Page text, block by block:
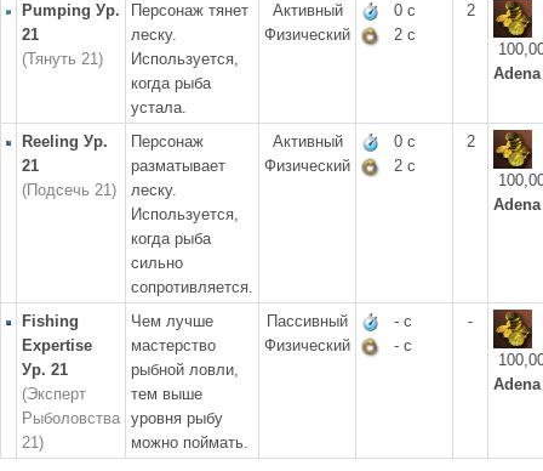
Pumping Ур.
21
(Тянуть 21)
Персонаж тянет
леску.
Используется,
когда рыба
устала.
Активный
Физический
0 с
2 с
2
Adena
Reeling Ур.
21
(Подсечь 21)
Персонаж
разматывает
леску.
Используется,
когда рыба
сильно
сопротивляется.
Активный
Физический
0 с
2 с
2
Adena
Fishing
Expertise
Ур. 21
(Эксперт
Рыболовства
21)
Чем лучше
мастерство
рыбной ловли,
тем выше
уровня рыбу
можно поймать.
Пассивный
Физический
- с
- с
-
Adena